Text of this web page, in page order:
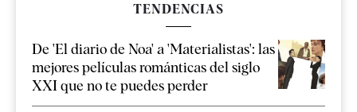
TENDENCIAS
De 'El diario de Noa' a 'Materialistas': las
mejores películas románticas del siglo
XXI que no te puedes perder